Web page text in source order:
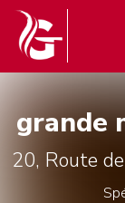
grande
20, Route